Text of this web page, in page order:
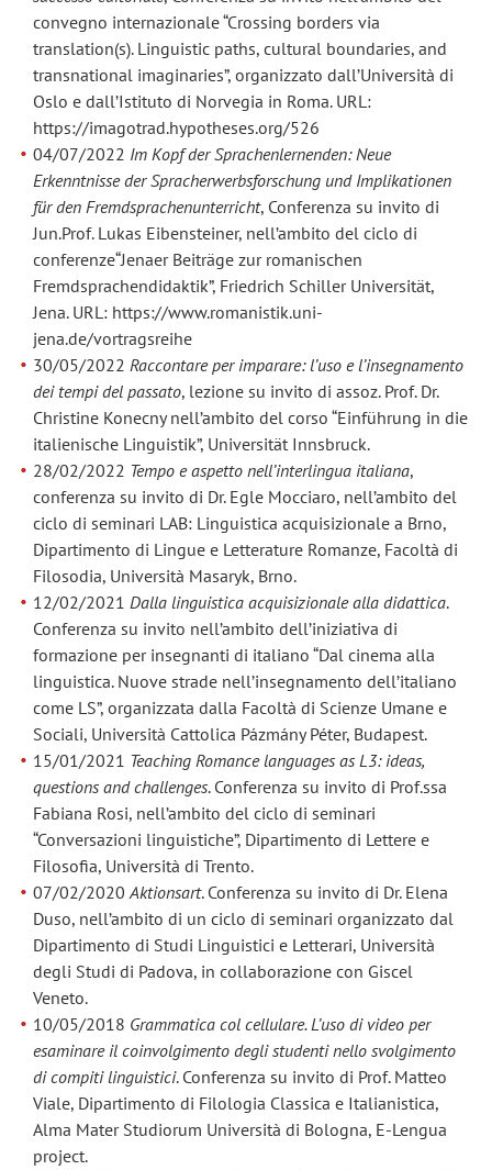
convegno internazionale “Crossing borders via
translation(s). Linguistic paths, cultural boundaries, and
transnational imaginaries”, organizzato dall’Università di
Oslo e dall’Istituto di Norvegia in Roma. URL:
https://imagotrad.hypotheses.org/526
04/07/2022 Im Kopf der Sprachenlernenden: Neue
Erkenntnisse der Spracherwerbsforschung und Implikationen
für den Fremdsprachenunterricht, Conferenza su invito di
Jun.Prof. Lukas Eibensteiner, nell’ambito del ciclo di
conferenze“Jenaer Beiträge zur romanischen
Fremdsprachendidaktik”, Friedrich Schiller Universität,
Jena. URL: https://www.romanistik.uni-
jena.de/vortragsreihe
30/05/2022Raccontare per imparare: l’uso e l’insegnamento
dei tempi del passato, lezione su invito di assoz. Prof. Dr.
Christine Konecny nell’ambito del corso “Einführung in die
italienische Linguistik”, Universität Innsbruck.
28/02/2022 Tempo e aspetto nell’interlingua italiana,
conferenza su invito di Dr. Egle Mocciaro, nell’ambito del
ciclo di seminari LAB: Linguistica acquisizionale a Brno,
Dipartimento di Lingue e Letterature Romanze, Facoltà di
Filosodia, Università Masaryk, Brno.
12/02/2021Dalla linguistica acquisizionale alla didattica.
Conferenza su invito nell’ambito dell’iniziativa di
formazione per insegnanti di italiano “Dal cinema alla
linguistica. Nuove strade nell’insegnamento dell’italiano
come LS”, organizzata dalla Facoltà di Scienze Umane e
Sociali, Università Cattolica Pázmány Péter, Budapest.
15/01/2021 Teaching Romance languages as L3: ideas,
questions and challenges. Conferenza su invito di Prof.ssa
Fabiana Rosi, nell’ambito del ciclo di seminari
“Conversazioni linguistiche”, Dipartimento di Lettere e
Filosofia, Università di Trento.
07/02/2020Aktionsart. Conferenza su invito di Dr. Elena
Duso, nell’ambito di un ciclo di seminari organizzato dal
Dipartimento di Studi Linguistici e Letterari, Università
degli Studi di Padova, in collaborazione con Giscel
Veneto.
10/05/2018 Grammatica col cellulare. L’uso di video per
esaminare il coinvolgimento degli studenti nello svolgimento
di compiti linguistici. Conferenza su invito di Prof. Matteo
Viale, Dipartimento di Filologia Classica e Italianistica,
Alma Mater Studiorum Università di Bologna, E-Lengua
project.